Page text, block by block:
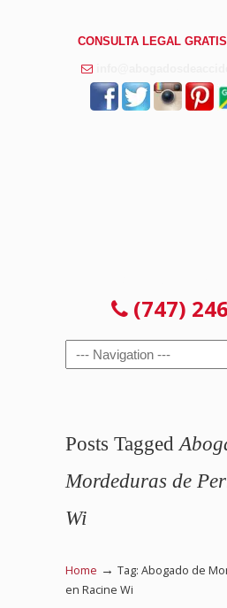
CONSULTA LEGAL GRATIS
(747)
Navigation
Posts Tagged
Mordeduras de
Wi
Home → Tag: Abogado de
en Racine Wi